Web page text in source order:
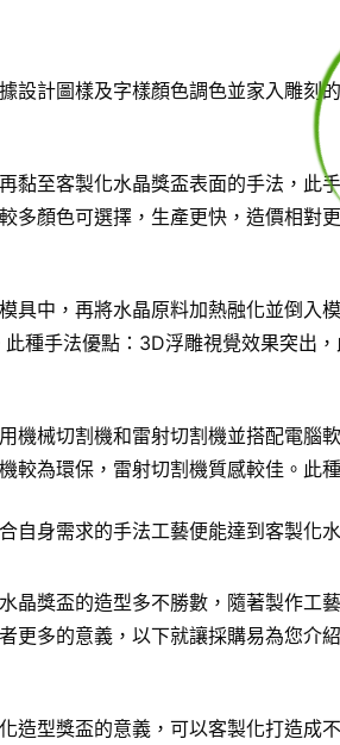
設計圖樣及字樣顏色調色並家入雕刻
黏至客製化水晶獎盃表面的手法，
多顏色可選擇，生產更快，造價相對
具中，再將水晶原料加熱融化並倒
種手法優點：3D浮雕視覺效果突出
機械切割機和雷射切割機並搭配電
較為環保，雷射切割機質感較佳。此
自身需求的手法工藝便能達到客製化
晶獎盃的造型多不勝數，隨著製作
更多的意義，以下就讓採購易為您介
造型獎盃的意義，可以客製化打造